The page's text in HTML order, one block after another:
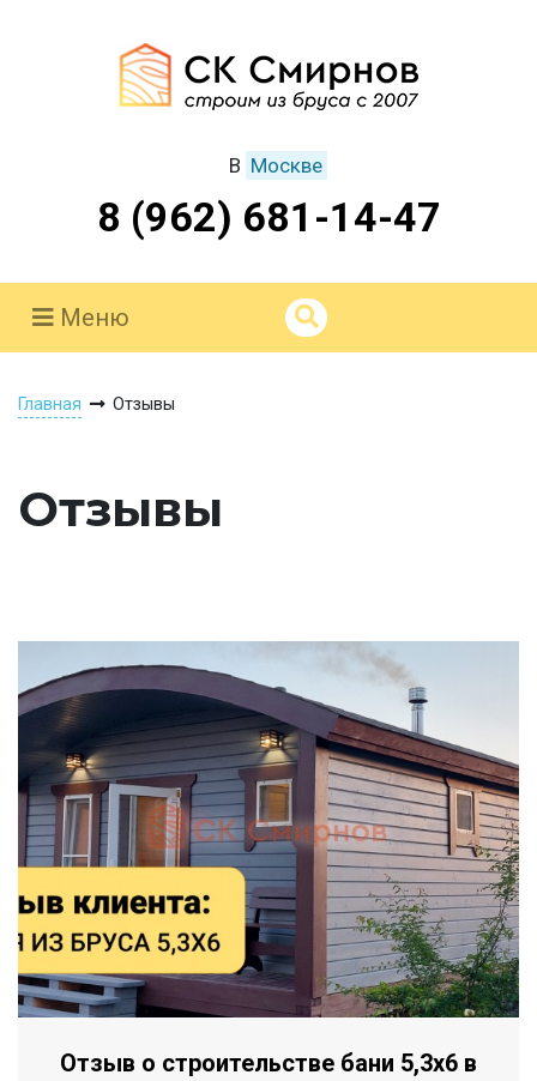
В Москве
8 (962) 681-14-47
Меню
Главная Отзывы
Отзывы
Отзыв о строительстве бани 5,3х6 в